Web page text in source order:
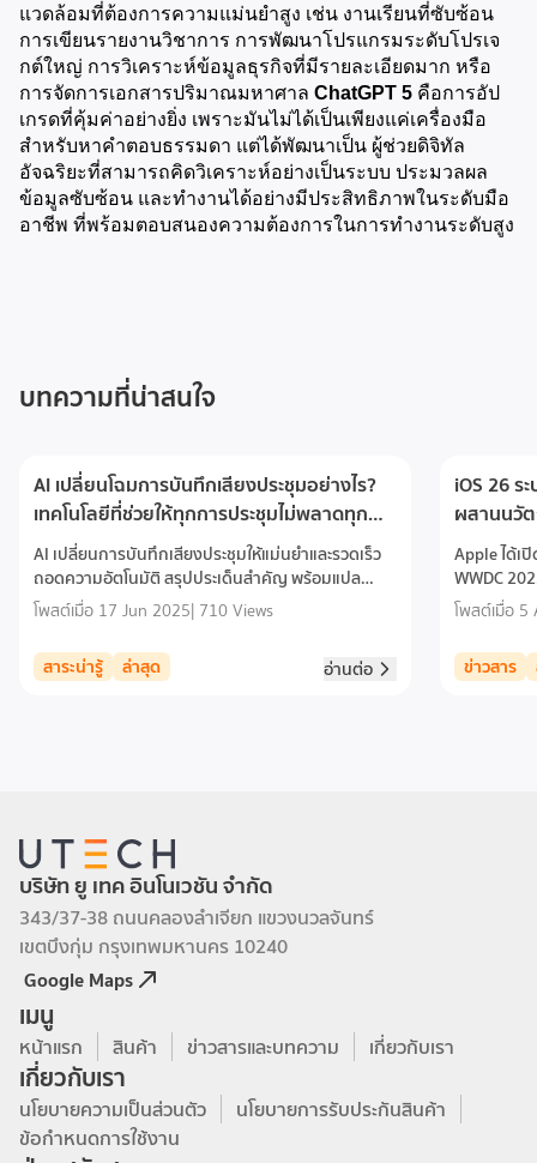
แวดล้อมที่ต้องการความแม่นยำสูง เช่น งานเรียนที่ซับซ้อน
การเขียนรายงานวิชาการ การพัฒนาโปรแกรมระดับโปรเจ
กต์ใหญ่ การวิเคราะห์ข้อมูลธุรกิจที่มีรายละเอียดมาก หรือ
การจัดการเอกสารปริมาณมหาศาล ChatGPT 5 คือการอัป
เกรดที่คุ้มค่าอย่างยิ่ง เพราะมันไม่ได้เป็นเพียงแค่เครื่องมือ
สำหรับหาคำตอบธรรมดา แต่ได้พัฒนาเป็น ผู้ช่วยดิจิทัล
อัจฉริยะที่สามารถคิดวิเคราะห์อย่างเป็นระบบ ประมวลผล
ข้อมูลซับซ้อน และทำงานได้อย่างมีประสิทธิภาพในระดับมือ
อาชีพ ที่พร้อมตอบสนองความต้องการในการทำงานระดับสูง
บทความที่น่าสนใจ
AI เปลี่ยนโฉมการบันทึกเสียงประชุมอย่างไร?
เทคโนโลยีที่ช่วยให้ทุกการประชุมไม่พลาดทุก
รายละเอียด
AI เปลี่ยนการบันทึกเสียงประชุมให้แม่นยำและรวดเร็ว
ถอดความอัตโนมัติ สรุปประเด็นสำคัญ พร้อมแปล
ภาษา ช่วยให้ทุกการประชุมไม่ตกหล่นแม้แต่วินาทีเดียว
โพสต์เมื่อ 17 Jun 2025| 710 Views
สาระน่ารู้ ล่าสุด อ่านต่อ
iOS 26 ร
ผสานนวั
ใช้งานข
Apple ได้เ
WWDC
อัปเดตครั้ง
มาพร้อมอิน
เทคโนโลยี
โพสต์เมื่อ 5
ข่าวสาร
บริษัท ยู เทค อินโนเวชัน จำกัด
343/37-38 ถนนคลองลำเจียก แขวงนวลจันทร์
เขตบึงกุ่ม กรุงเทพมหานคร 10240
Google Maps
เมนู
หน้าแรก สินค้า ข่าวสารและบทความ เกี่ยวกับเรา
เกี่ยวกับเรา
นโยบายความเป็นส่วนตัว
นโยบายการรับประกันสินค้า
ข้อกำหนดการใช้งาน